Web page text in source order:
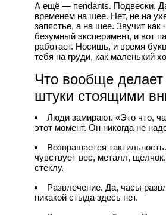
А ещё — пendants. Подвески.
временем на шее. Нет, не на
запястье, а на шее. Звучит как
безумный эксперимент, и вот
работает. Носишь, и время
тебя на груди, как маленький
Что вообще делает
штуки стоящими
Люди замирают. «Это что,
этот момент. Он никогда не
Возвращается
чувствует вес, металл,
стеклу.
Развлечение. Да, часы
никакой стыда здесь нет.